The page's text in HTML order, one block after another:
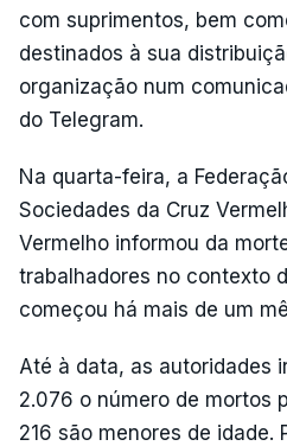
com suprimentos, bem
destinados à sua
organização num
do Telegram.
Na quarta-feira, a
Sociedades da Cruz
Vermelho informou da
trabalhadores no contexto
começou há mais de um
Até à data, as autoridades
2.076 o número de mortos
216 são menores de idade.